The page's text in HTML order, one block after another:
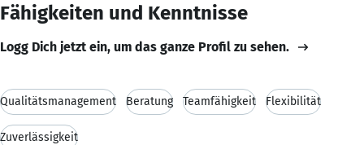
Fähigkeiten und Kenntnisse
Logg Dich jetzt ein, um das ganze Profil zu sehen.
Qualitätsmanagement Beratung Teamfähigkeit Flexibilität
Zuverlässigkeit